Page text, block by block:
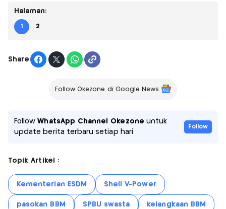
Halaman:
1 2
Share
Follow Okezone di Google News
FollowWhatsApp Channel Okezone untuk
update berita terbaru setiap hari
Follow
Topik Artikel :
Kementerian ESDM Shell V-Power
pasokan BBM SPBU swasta kelangkaan BBM